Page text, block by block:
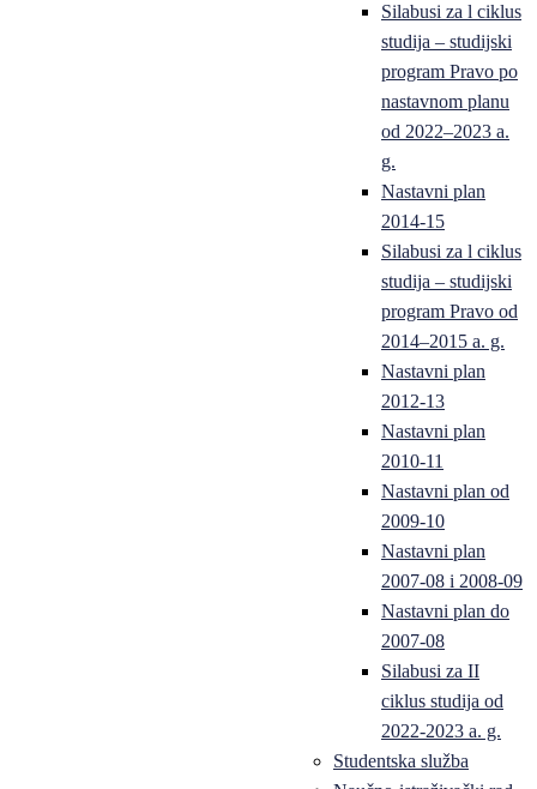
Silabusi za l ciklus
studija – studijski
program Pravo po
nastavnom planu
od 2022–2023 a.
g.
Nastavni plan
2014-15
Silabusi za l ciklus
studija – studijski
program Pravo od
2014–2015 a. g.
Nastavni plan
2012-13
Nastavni plan
2010-11
Nastavni plan od
2009-10
Nastavni plan
2007-08 i 2008-09
Nastavni plan do
2007-08
Silabusi za II
ciklus studija od
2022-2023 a. g.
Studentska služba